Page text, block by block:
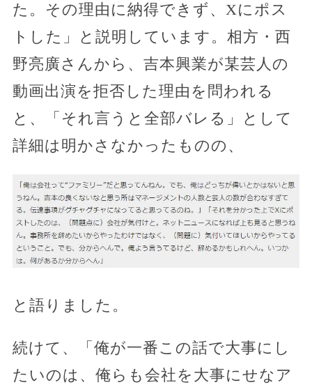
た。その理由に納得できず、Xにポス
トした」と説明しています。相方・西
野亮廣さんから、吉本興業が某芸人の
動画出演を拒否した理由を問われる
と、「それ言うと全部バレる」として
詳細は明かさなかったものの、
と語りました。
続けて、「俺が一番この話で大事にし
たいのは、俺らも会社を大事にせなア